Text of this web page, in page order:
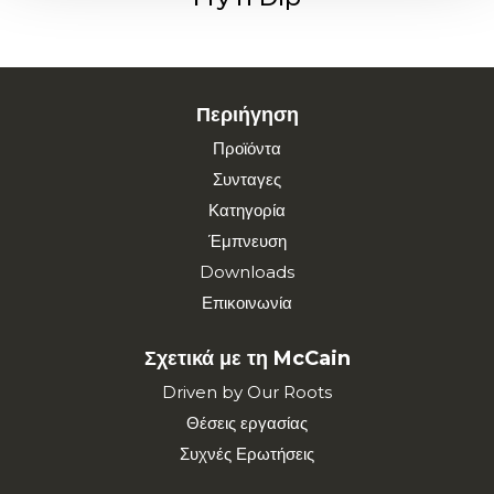
Περιήγηση
Προϊόντα
Συνταγες
Κατηγορία
Έμπνευση
Downloads
Επικοινωνία
Σχετικά με τη McCain
Driven by Our Roots
Θέσεις εργασίας
Συχνές Ερωτήσεις